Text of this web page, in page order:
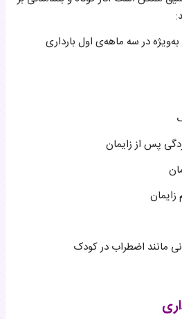
در سه ماهه‌ی اول بارداری
پس از زایمان
زایمان
مانند اضطراب در کودک